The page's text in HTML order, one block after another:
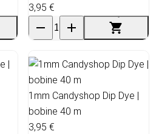
3,95 €
1mm Candyshop Dip Dye |
bobine 40 m
3,95 €